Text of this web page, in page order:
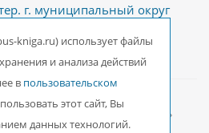
г. муниципальный округ
Центр «Глобус»
kniga.ru) использует файлы
и анализа действий
в пользовательском
этот сайт, Вы
данных технологий.